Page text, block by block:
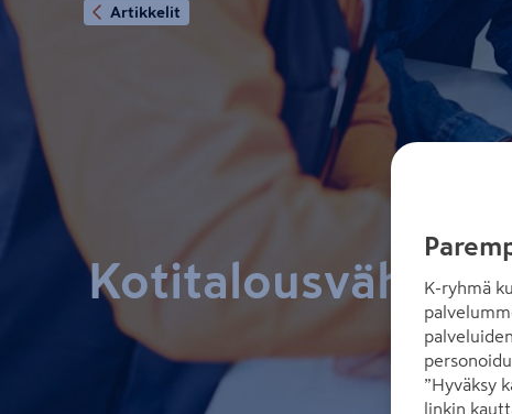
Artikkelit
K-ryhmä
”Hyväksy
linkin